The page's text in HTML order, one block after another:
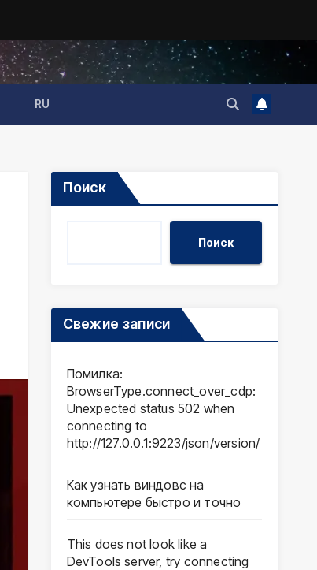
RU
Поиск
Поиск
Свежие записи
Помилка:
BrowserType.connect_over_cdp:
Unexpected status 502 when
connecting to
http://127.0.0.1:9223/json/version/
Как узнать виндовс на
компьютере быстро и точно
This does not look like a
DevTools server, try connecting